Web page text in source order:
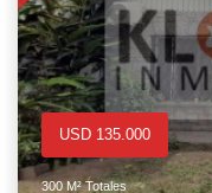
USD 135.000
300 M² Totales